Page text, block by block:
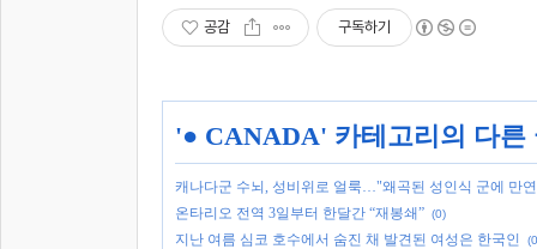
공감 구독하기
'● CANADA' 카테고리의 다른
캐나다군 수뇌, 성비위로 얼룩…"왜곡된 성인식 군에 만
온타리오 전역 3일부터 한달간 “재봉쇄” (0)
지난 여름 심코 호수에서 숨진 채 발견된 여성은 한국인